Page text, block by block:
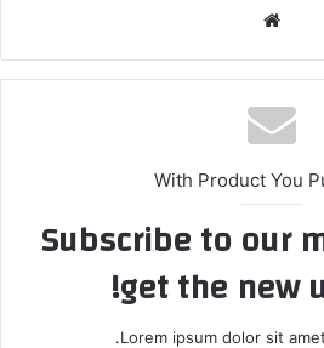
With Product You
Subscribe to our
get the new
Lorem ipsum dolor sit